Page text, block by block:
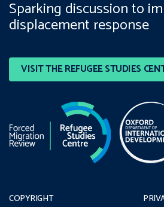
VISIT THE REFUGEE STUDIES
Sparking discussion to
displacement response
COPYRIGHT